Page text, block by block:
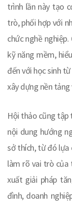
trình lần này tạo
trò, phối hợp với
chức nghề
kỹ năng mềm,
đến với học sinh
xây dựng nền
Hội thảo cũng tập
nội dung hướng
sở thích, từ đó lựa
làm rõ vai trò của
xuất giải pháp
đình, doanh